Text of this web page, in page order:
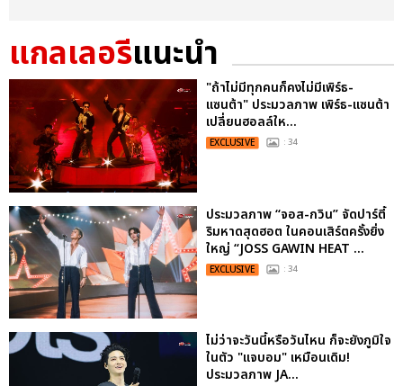
แกลเลอรีแนะนำ
"ถ้าไม่มีทุกคนก็คงไม่มีเพิร์ธ-
แซนต้า" ประมวลภาพ เพิร์ธ-แซนต้า
เปลี่ยนฮอลล์ให...
EXCLUSIVE : 34
ประมวลภาพ “จอส-กวิน” จัดปาร์ตี้
ริมหาดสุดฮอต ในคอนเสิร์ตครั้งยิ่ง
ใหญ่ “JOSS GAWIN HEAT ...
EXCLUSIVE : 34
ไม่ว่าจะวันนี้หรือวันไหน ก็จะยังภูมิใจ
ในตัว "แจบอม" เหมือนเดิม!
ประมวลภาพ JA...